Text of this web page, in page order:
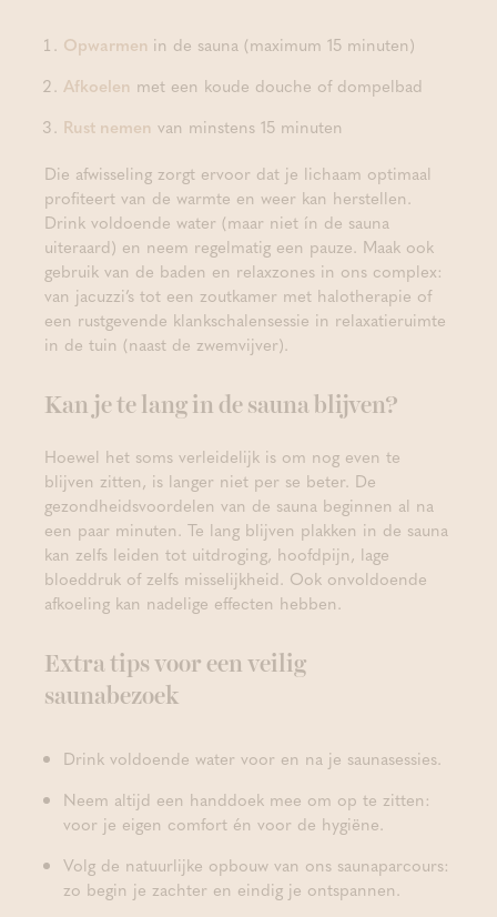
Opwarmen in de sauna (maximum 15 minuten)
Afkoelen met een koude douche of dompelbad
Rust nemen van minstens 15 minuten
Die afwisseling zorgt ervoor dat je lichaam optimaal
profiteert van de warmte en weer kan herstellen.
Drink voldoende water (maar niet ín de sauna
uiteraard) en neem regelmatig een pauze. Maak ook
gebruik van de baden en relaxzones in ons complex:
van jacuzzi’s tot een zoutkamer met halotherapie of
een rustgevende klankschalensessie in relaxatieruimte
in de tuin (naast de zwemvijver).
Kan je te lang in de sauna blijven?
Hoewel het soms verleidelijk is om nog even te
blijven zitten, is langer niet per se beter. De
gezondheidsvoordelen van de sauna beginnen al na
een paar minuten. Te lang blijven plakken in de sauna
kan zelfs leiden tot uitdroging, hoofdpijn, lage
bloeddruk of zelfs misselijkheid. Ook onvoldoende
afkoeling kan nadelige effecten hebben.
Extra tips voor een veilig
saunabezoek
Drink voldoende water voor en na je saunasessies.
Neem altijd een handdoek mee om op te zitten:
voor je eigen comfort én voor de hygiëne.
Volg de natuurlijke opbouw van ons saunaparcours:
zo begin je zachter en eindig je ontspannen.